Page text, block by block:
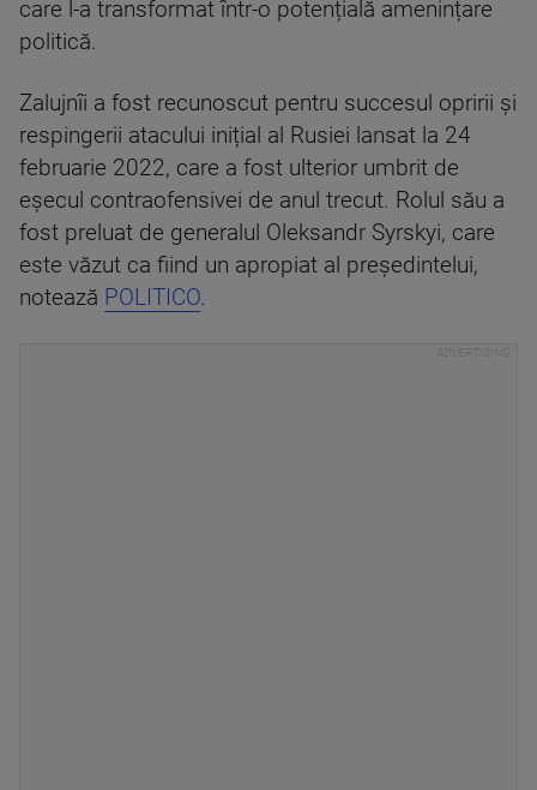
care l-a transformat într-o potențială amenințare
politică.
Zalujnîi a fost recunoscut pentru succesul opririi și
respingerii atacului inițial al Rusiei lansat la 24
februarie 2022, care a fost ulterior umbrit de
eșecul contraofensivei de anul trecut. Rolul său a
fost preluat de generalul Oleksandr Syrskyi, care
este văzut ca fiind un apropiat al președintelui,
notează POLITICO.